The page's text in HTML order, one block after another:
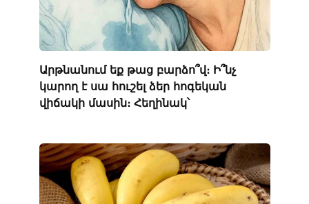
Արթնանում եք թաց բարձո՞վ։ Ի՞նչ
կարող է սա հուշել ձեր հոգեկան
վիճակի մասին։ Հեղինակ՝